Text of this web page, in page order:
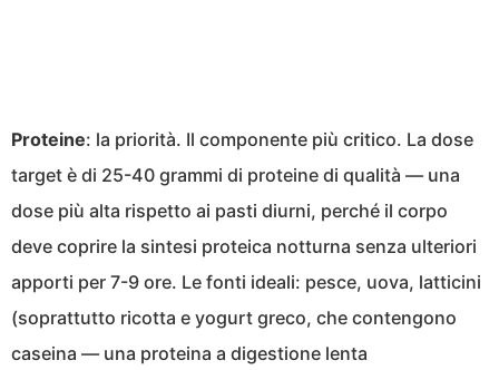
Proteine: la priorità. Il componente più critico. La dose
target è di 25-40 grammi di proteine di qualità — una
dose più alta rispetto ai pasti diurni, perché il corpo
deve coprire la sintesi proteica notturna senza ulteriori
apporti per 7-9 ore. Le fonti ideali: pesce, uova, latticini
(soprattutto ricotta e yogurt greco, che contengono
caseina — una proteina a digestione lenta